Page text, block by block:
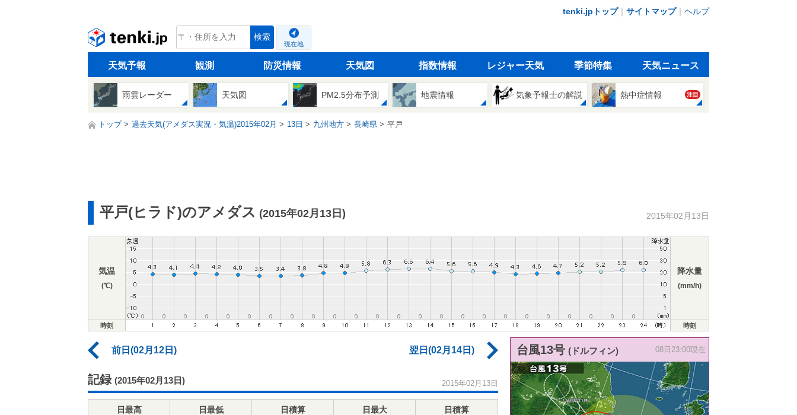
tenki.jpトップ｜ サイトマップ｜ ヘルプ
tenki.jp 検索
現在地
天気予報 観測 防災情報 天気図 指数情報 レジャー天気 季節特集 天気ニュース
雨雲レーダー 天気図 PM2.5分布予測 地震情報 気象予報士の解説 熱中症情報 注目
トップ 過去天気(アメダス実況・気温)2015年02月 13日 九州地方 長崎県 平戸
平戸(ヒラド)のアメダス (2015年02月13日) 2015年02月13日
気温
(℃)
降水量
(mm/h)
時刻 時刻
前日(02月12日) 翌日(02月14日)
記録 (2015年02月13日) 2015年02月13日
日最高
日最低
日積算
日最大
日積算
台風13号 (ドルフィン) 08日23:00現在